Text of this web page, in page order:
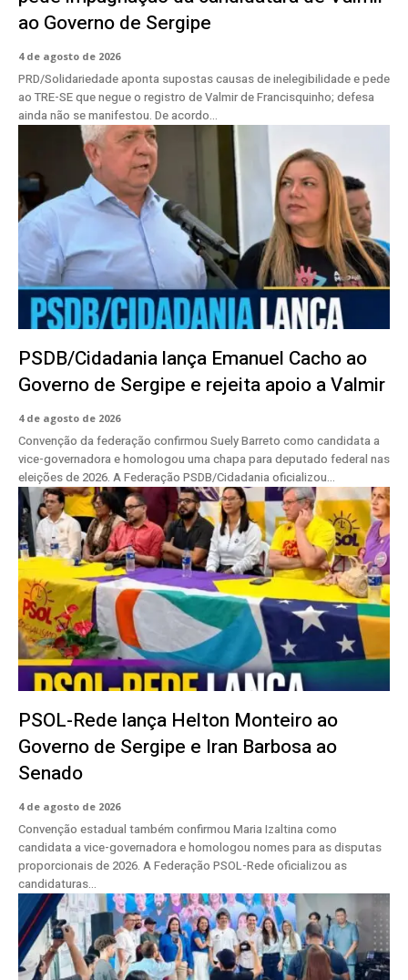
ao Governo de Sergipe
4 de agosto de 2026
PRD/Solidariedade aponta supostas causas de inelegibilidade e pede
ao TRE-SE que negue o registro de Valmir de Francisquinho; defesa
ainda não se manifestou. De acordo...
PSDB/Cidadania lança Emanuel Cacho ao
Governo de Sergipe e rejeita apoio a Valmir
4 de agosto de 2026
Convenção da federação confirmou Suely Barreto como candidata a
vice-governadora e homologou uma chapa para deputado federal nas
eleições de 2026. A Federação PSDB/Cidadania oficializou...
PSOL-Rede lança Helton Monteiro ao
Governo de Sergipe e Iran Barbosa ao
Senado
4 de agosto de 2026
Convenção estadual também confirmou Maria Izaltina como
candidata a vice-governadora e homologou nomes para as disputas
proporcionais de 2026. A Federação PSOL-Rede oficializou as
candidaturas...